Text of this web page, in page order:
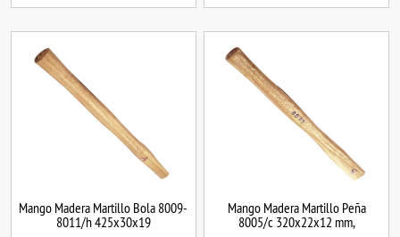
Mango Madera Martillo Bola 8009-
8011/h 425x30x19
Mango Madera Martillo Peña
8005/c 320x22x12 mm,